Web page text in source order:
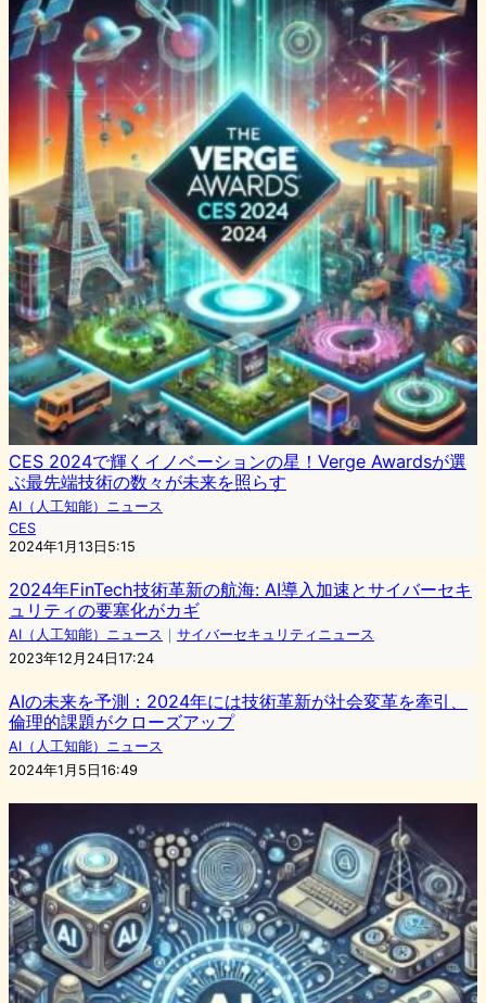
CES 2024で輝くイノベーションの星！Verge Awardsが選
ぶ最先端技術の数々が未来を照らす
AI（人工知能）ニュース
CES
2024年1月13日5:15
2024年FinTech技術革新の航海: AI導入加速とサイバーセキ
ュリティの要塞化がカギ
AI（人工知能）ニュース ｜ サイバーセキュリティニュース
2023年12月24日17:24
AIの未来を予測：2024年には技術革新が社会変革を牽引、
倫理的課題がクローズアップ
AI（人工知能）ニュース
2024年1月5日16:49